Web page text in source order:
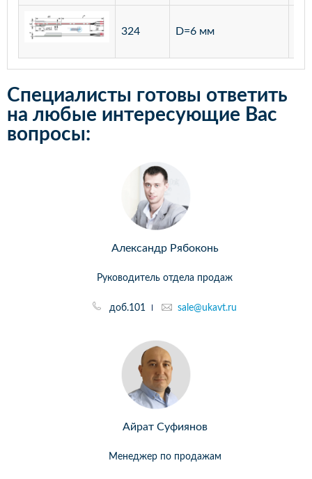
324 D=6 мм
Специалисты готовы ответить
на любые интересующие Вас
вопросы:
Александр Рябоконь
Руководитель отдела продаж
доб.101 sale@ukavt.ru
Айрат Суфиянов
Менеджер по продажам